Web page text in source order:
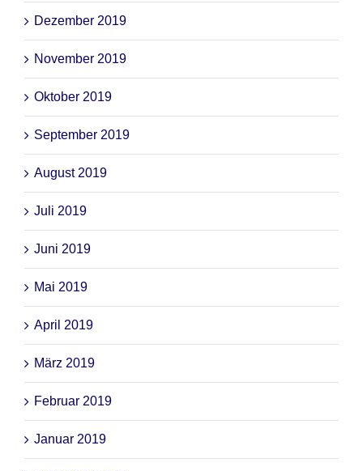
Dezember 2019
November 2019
Oktober 2019
September 2019
August 2019
Juli 2019
Juni 2019
Mai 2019
April 2019
März 2019
Februar 2019
Januar 2019